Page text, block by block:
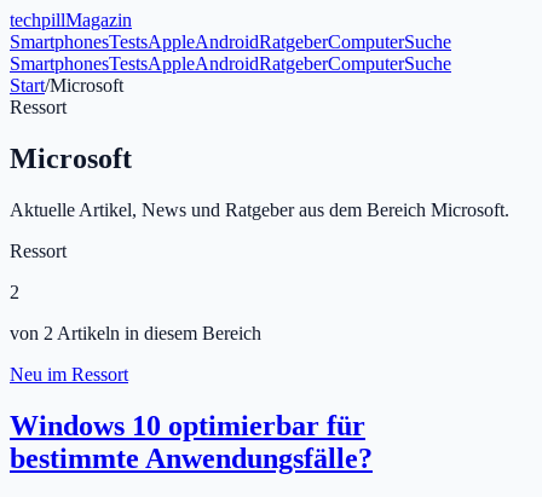
techpillMagazin
SmartphonesTestsAppleAndroidRatgeberComputerSuche
SmartphonesTestsAppleAndroidRatgeberComputerSuche
Start/Microsoft
Ressort
Microsoft
Aktuelle Artikel, News und Ratgeber aus dem Bereich Microsoft.
Ressort
2
von 2 Artikeln in diesem Bereich
Neu im Ressort
Windows 10 optimierbar für
bestimmte Anwendungsfälle?